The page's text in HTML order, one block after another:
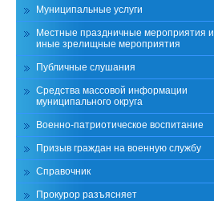
Муниципальные услуги
Местные праздничные мероприятия и
иные зрелищные мероприятия
Публичные слушания
Средства массовой информации
муниципального округа
Военно-патриотическое воспитание
Призыв граждан на военную службу
Справочник
Прокурор разъясняет